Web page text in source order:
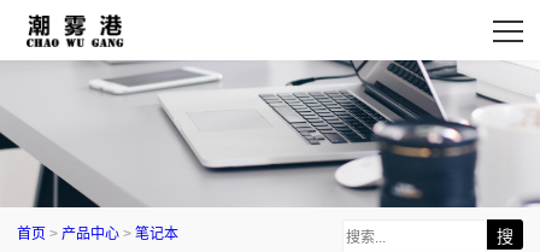
首页 > 产品中心 > 笔记本